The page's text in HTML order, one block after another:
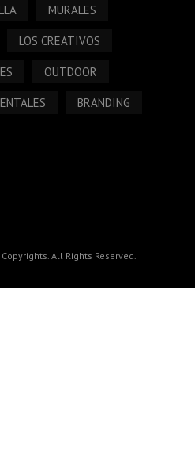
MURALES
LOS CREATIVOS
OUTDOOR
BRANDING
All Rights Reserved.